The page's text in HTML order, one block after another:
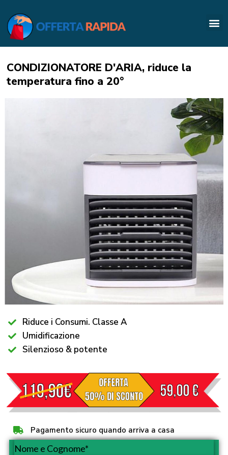
CONDIZIONATORE D'ARIA, riduce la
temperatura fino a 20°
Riduce i Consumi. Classe A
Umidificazione
Silenzioso & potente
Pagamento sicuro quando arriva a casa
Nome e Cognome*